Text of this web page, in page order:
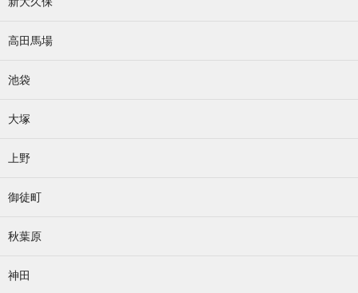
高田馬場
池袋
大塚
上野
御徒町
秋葉原
神田